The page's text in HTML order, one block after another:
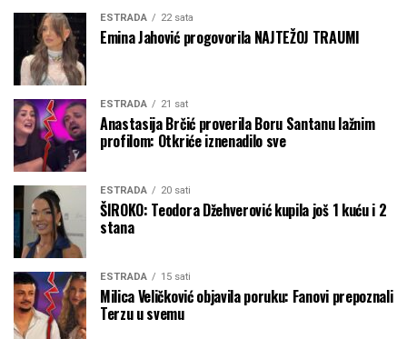
ESTRADA 22 sata
Emina Jahović progovorila NAJTEŽOJ TRAUMI
ESTRADA 21 sat
Anastasija Brčić proverila Boru Santanu lažnim
profilom: Otkriće iznenadilo sve
ESTRADA 20 sati
ŠIROKO: Teodora Džehverović kupila još 1 kuću i 2
stana
ESTRADA 15 sati
Milica Veličković objavila poruku: Fanovi prepoznali
Terzu u svemu